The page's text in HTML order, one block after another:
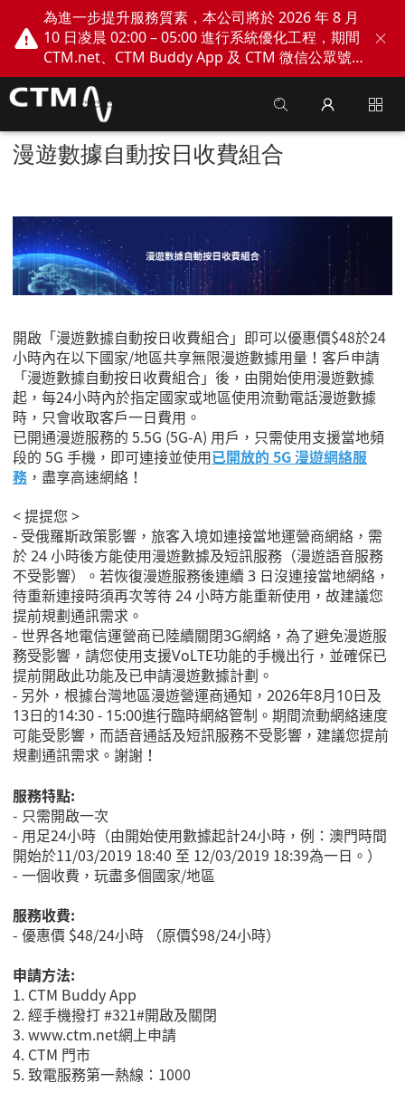
為進一步提升服務質素，本公司將於 2026 年 8 月
10 日凌晨 02:00 – 05:00 進行系統優化工程，期間
CTM.net、CTM Buddy App 及 CTM 微信公眾號
網上服務將會暫停。不便之處，敬請見諒！
漫遊數據自動按日收費組合
開啟「漫遊數據自動按日收費組合」即可以優惠價$48於24
小時內在以下國家/地區共享無限漫遊數據用量！客戶申請
「漫遊數據自動按日收費組合」後，由開始使用漫遊數據
起，每24小時內於指定國家或地區使用流動電話漫遊數據
時，只會收取客戶一日費用。
已開通漫遊服務的 5.5G (5G-A) 用戶，只需使用支援當地頻
段的 5G 手機，即可連接並使用已開放的 5G 漫遊網絡服
務 ，盡享高速網絡！
< 提提您 >
- 受俄羅斯政策影響，旅客入境如連接當地運營商網絡，需
於 24 小時後方能使用漫遊數據及短訊服務（漫遊語音服務
不受影響）。若恢復漫遊服務後連續 3 日沒連接當地網絡，
待重新連接時須再次等待 24 小時方能重新使用，故建議您
提前規劃通訊需求。
- 世界各地電信運營商已陸續關閉3G網絡，為了避免漫遊服
務受影響，請您使用支援VoLTE功能的手機出行，並確保已
提前開啟此功能及已申請漫遊數據計劃。
- 另外，根據台灣地區漫遊營運商通知，2026年8月10日及
13日的14:30 - 15:00進行臨時網絡管制。期間流動網絡速度
可能受影響，而語音通話及短訊服務不受影響，建議您提前
規劃通訊需求。謝謝！
服務特點:
- 只需開啟一次
- 用足24小時（由開始使用數據起計24小時，例：澳門時間
開始於11/03/2019 18:40 至 12/03/2019 18:39為一日。）
- 一個收費，玩盡多個國家/地區
服務收費:
- 優惠價 $48/24小時 （原價$98/24小時）
申請方法:
1. CTM Buddy App
2.經手機撥打 #321#開啟及關閉
3. www.ctm.net網上申請
4. CTM 門市
5.致電服務第一熱線： 1000